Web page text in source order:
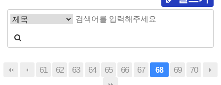
61 62 63 64 65 66 67 68 69 70